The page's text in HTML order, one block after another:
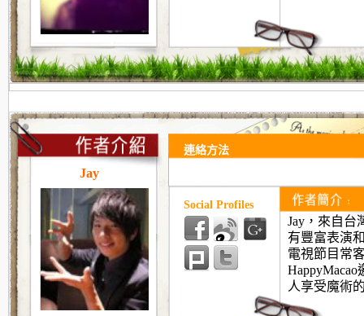
Jay
Jay，來自台
有豐富表演
電視節目常
人享受魔術
連絡方法
Social Profiles